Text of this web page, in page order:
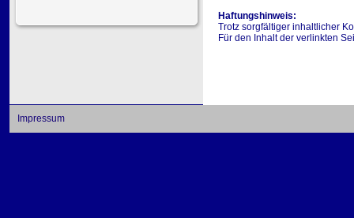
Haftungshinweis:
Trotz sorgfältiger inhaltlicher
Für den Inhalt der verlinkten
Impressum